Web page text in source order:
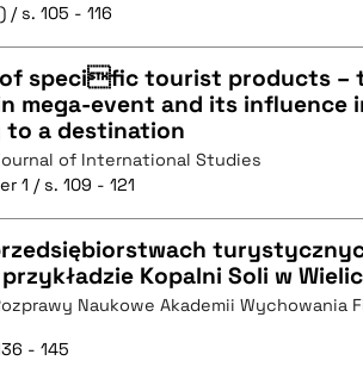
/ s. 105 - 116
TEKST
specific tourist products –
mega-event and its influence
a destination
of International Studies
1 / s. 109 - 121
TEKST
Kopalni Soli w
Naukowe Akademii Wychowania
- 145